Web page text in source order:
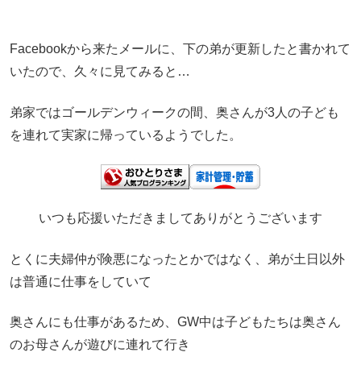
Facebookから来たメールに、下の弟が更新したと書かれて
いたので、久々に見てみると…
弟家ではゴールデンウィークの間、奥さんが3人の子ども
を連れて実家に帰っているようでした。
いつも応援いただきましてありがとうございます
とくに夫婦仲が険悪になったとかではなく、弟が土日以外
は普通に仕事をしていて
奥さんにも仕事があるため、GW中は子どもたちは奥さん
のお母さんが遊びに連れて行き